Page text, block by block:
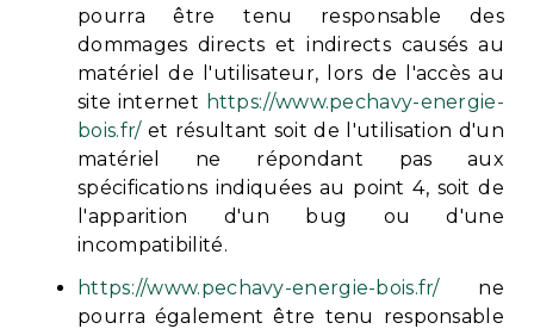
pourra être tenu responsable des
dommages directs et indirects causés au
matériel de l'utilisateur, lors de l'accès au
site internet https://www.pechavy-energie-
bois.fr/et résultant soit de l'utilisation d'un
matériel ne répondant pas aux
spécifications indiquées au point 4, soit de
l'apparition d'un bug ou d'une
incompatibilité.
https://www.pechavy-energie-bois.fr/ne
pourra également être tenu responsable